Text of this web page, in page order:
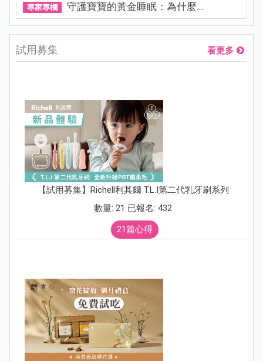
專家專欄 守護寶寶的黃金睡眠：為什麼...
試用募集 看更多
【試用募集】Richell利其爾 T.L.I第二代乳牙刷系列
數量: 21 已報名: 432
21篇心得